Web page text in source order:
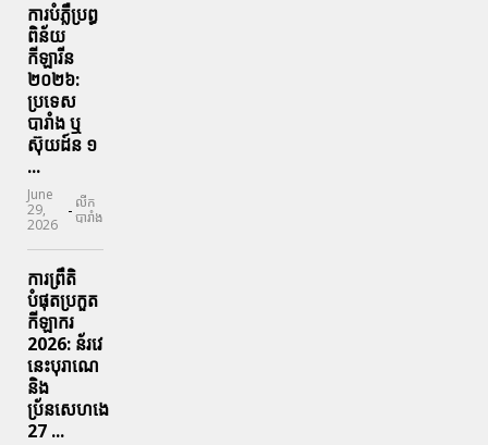
ការបំភ្លឺប្រព្ធ​
ពិន័យ​
កីឡារីន​
២០២៦:
ប្រទេស​
បារាំង​ ឬ​
ស៊ុយដ៍ន​ ១
...
June
29,
2026
- លីក
បារាំង
ការព្រឹតិ
បំផុតប្រកួត
កីឡាករ
2026: ន័រវេ
នេះបុរាណេ
និង
ប្រ័នសេហងេ
27 ...